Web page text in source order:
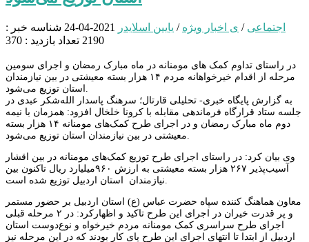
اجتماعی / ی اخبار ویژه / یایین اسلایدر 2021-04-24
شناسه خبر :
2190 تعداد بازدید : 370
در راستای تداوم کمک های مومنانه در ماه مبارک رمضان و اجرای سومین
مرحله از اقدام خیرخواهانه مردم ۱۴ هزار بسته‌ معیشتی در بین نیازمندان
به گزارش پایگاه خبری- تحلیلی قارتال؛ سرهنگ پاسدار الله‌شکر عبدی در
جلسه ستاد قرارگاه فرماندهی مقابله با کرونا خلخال افزود: همزمان با نیمه
دوم ماه مبارک رمضان و در اجرای طرح کمک‌های مومنانه ۱۴ هزار بسته‌
وی بیان کرد: در راستای اجرای طرح توزیع کمک‌های مومنانه در بین اقشار
آسیب‌پذیر ۲۶۷ هزار بسته معیشتی به ارزش ۹۶۰میلیارد ریال تاکنون بین
معاون هماهنگ کننده سپاه حضرت عباس (ع) استان اردبیل بر حضور مستمر
و پر قدرت خیران در اجرای این طرح تاکید و اظهارکرد: در ۲ مرحله قبلی
اجرای طرح سراسری کمک مومنانه مردم خیرخواه و نوع‌دوست استان
اردبیل از ابتدا تا انتهای اجرای این طرح پای کار بودند که در این مرحله نیز